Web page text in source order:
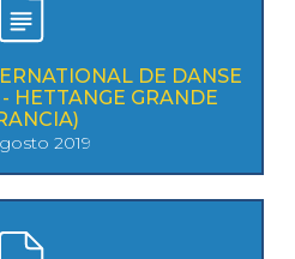
DE DANSE
HETTANGE GRANDE
2019